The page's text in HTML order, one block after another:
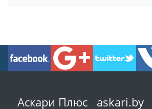
Аскари Плюс askari.by